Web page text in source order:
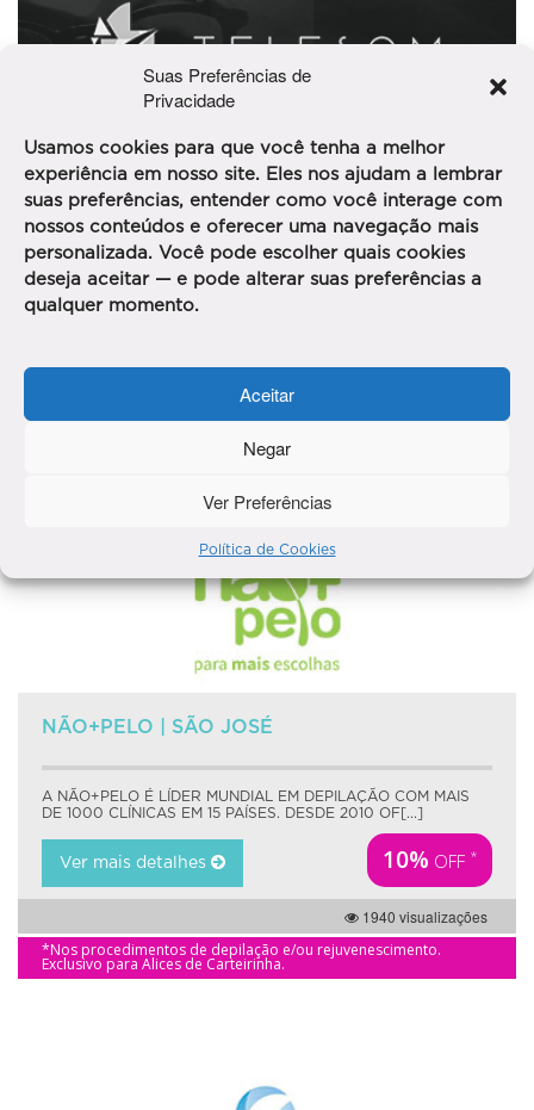
Suas Preferências de
Privacidade
Usamos cookies para que você tenha a melhor
experiência em nosso site. Eles nos ajudam a lembrar
suas preferências, entender como você interage com
nossos conteúdos e oferecer uma navegação mais
personalizada. Você pode escolher quais cookies
deseja aceitar — e pode alterar suas preferências a
qualquer momento.
Aceitar
Negar
Ver Preferências
Política de Cookies
TELESOM
A RAZÃO DO GRUPO TELESOM É PROMOVER QUALIDADE
DE VIDA AOS SEUS CLIENTES. EM 2018, A EMPRESA
COMPLE[...]
*Nos produtos da Ótica. Exclusivo para Alices de Carteirinha.
NÃO+PELO | SÃO JOSÉ
A NÃO+PELO É LÍDER MUNDIAL EM DEPILAÇÃO COM MAIS
DE 1000 CLÍNICAS EM 15 PAÍSES. DESDE 2010 OF[...]
Ver mais detalhes 10% OFF *
1940 visualizações
*Nos procedimentos de depilação e/ou rejuvenescimento.
Exclusivo para Alices de Carteirinha.